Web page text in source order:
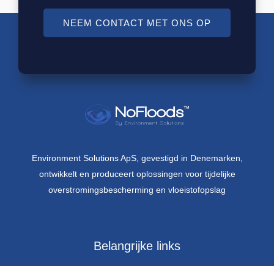
NEEM CONTACT MET ONS OP
Environment Solutions ApS, gevestigd in Denemarken,
ontwikkelt en produceert oplossingen voor tijdelijke
overstromingsbescherming en vloeistofopslag
Belangrijke links